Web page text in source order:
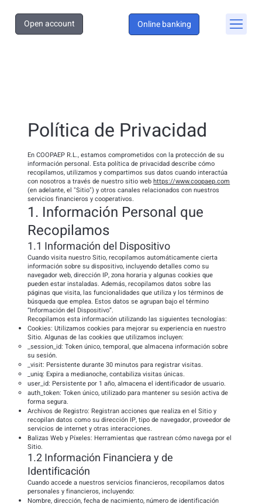
Open account Online banking
Política de Privacidad
En COOPAEP R.L., estamos comprometidos con la protección de su
información personal. Esta política de privacidad describe cómo
recopilamos, utilizamos y compartimos sus datos cuando interactúa
con nosotros a través de nuestro sitio webhttps://www.coopaep.com
(en adelante, el "Sitio") y otros canales relacionados con nuestros
servicios financieros y cooperativos.
1. Información Personal que
Recopilamos
1.1 Información del Dispositivo
Cuando visita nuestro Sitio, recopilamos automáticamente cierta
información sobre su dispositivo, incluyendo detalles como su
navegador web, dirección IP, zona horaria y algunas cookies que
pueden estar instaladas. Además, recopilamos datos sobre las
páginas que visita, las funcionalidades que utiliza y los términos de
búsqueda que emplea. Estos datos se agrupan bajo el término
“Información del Dispositivo”.
Recopilamos esta información utilizando las siguientes tecnologías:
Cookies: Utilizamos cookies para mejorar su experiencia en nuestro
Sitio. Algunas de las cookies que utilizamos incluyen:
_session_id: Token único, temporal, que almacena información sobre
su sesión.
_visit: Persistente durante 30 minutos para registrar visitas.
_uniq: Expira a medianoche, contabiliza visitas únicas.
user_id: Persistente por 1 año, almacena el identificador de usuario.
auth_token: Token único, utilizado para mantener su sesión activa de
forma segura.
Archivos de Registro: Registran acciones que realiza en el Sitio y
recopilan datos como su dirección IP, tipo de navegador, proveedor de
servicios de internet y otras interacciones.
Balizas Web y Píxeles: Herramientas que rastrean cómo navega por el
Sitio.
1.2 Información Financiera y de
Identificación
Cuando accede a nuestros servicios financieros, recopilamos datos
personales y financieros, incluyendo:
Nombre, dirección, fecha de nacimiento, número de identificación